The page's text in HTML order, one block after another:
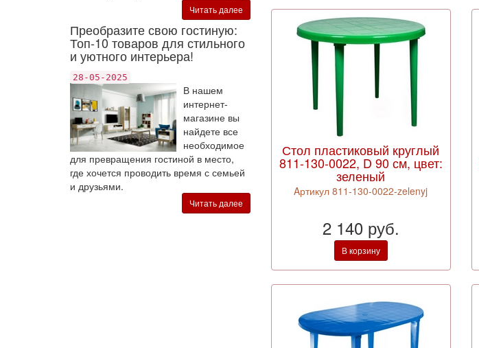
Читать далее
Преобразите свою гостиную:
Топ-10 товаров для стильного
и уютного интерьера!
28-05-2025
В нашем
интернет-
магазине вы
найдете все
необходимое
для превращения гостиной в место,
где хочется проводить время с семьей
и друзьями.
Читать далее
Стол пластиковый круглый
811-130-0022, D 90 см, цвет:
зеленый
Aртикул 811-130-0022-zelenyj
2 140 руб.
В корзину